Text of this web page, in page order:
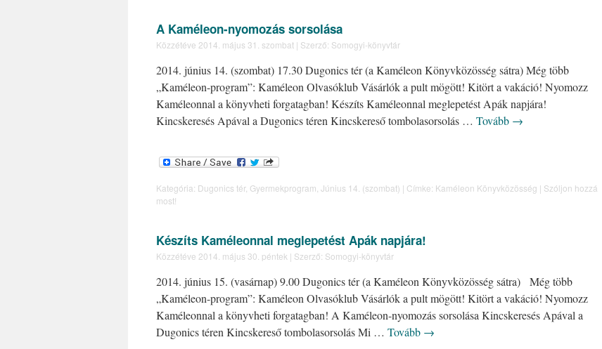
A Kaméleon-nyomozás sorsolása
Közzétéve 2014. május 31. szombat | Szerző: Somogyi-könyvtár
2014. június 14. (szombat) 17.30 Dugonics tér (a Kaméleon Könyvközösség sátra) Még több
„Kaméleon-program”: Kaméleon Olvasóklub Vásárlók a pult mögött! Kitört a vakáció! Nyomozz
Kaméleonnal a könyvheti forgatagban! Készíts Kaméleonnal meglepetést Apák napjára!
Kincskeresés Apával a Dugonics téren Kincskereső tombolasorsolás … Tovább →
Kategória: Dugonics tér, Gyermekprogram Június 14. (szombat) | Címke: Kaméleon Könyvközösség | Szóljon hozzá
most!
Készíts Kaméleonnal meglepetést Apák napjára!
Közzétéve 2014. május 30. péntek | Szerző: Somogyi-könyvtár
2014. június 15. (vasárnap) 9.00 Dugonics tér (a Kaméleon Könyvközösség sátra) Még több
„Kaméleon-program”: Kaméleon Olvasóklub Vásárlók a pult mögött! Kitört a vakáció! Nyomozz
Kaméleonnal a könyvheti forgatagban! A Kaméleon-nyomozás sorsolása Kincskeresés Apával a
Dugonics téren Kincskereső tombolasorsolás Mi … Tovább →